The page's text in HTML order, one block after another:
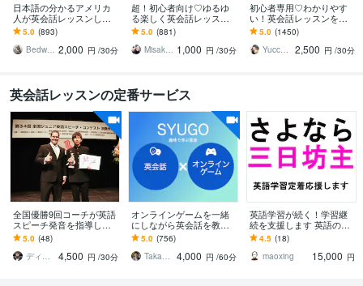
日本語の分かるアメリカ
人が英会話レッスンしま
す アメリカ出身でTEFL有
資格者が生きた英語を教
えますよ
5.0 (893)
Bedwards13 2,000 円 /30分
超！初心者向け♡ゆるゆ
る楽しく英会話レッスン
します あなたのペースで
ゆるゆる英会話レッスン
♡
5.0 (881)
Misaki_ Michelle 1,000 円 /30分
初心者専用♡わかりやす
い！英会話レッスンをし
ます 英会話の約8割は中学
英語！ゲーム感覚のメソ
ッドで楽しく上達♪
5.0 (1450)
Yucca（ゆっか）
2,500 円 /30分
英会話レッスンの定番サービス
全国優勝9回コーチが英語
スピーチ発音を指導しま
す 【全国優勝9回】伝わる
発音・スピーチの専門指
導
5.0 (48)
ディーツ｜全国優勝9回英語スピーチコーチ
4,500 円 /30分
オンラインゲームを一緒
にしながら英会話を教え
ます 全くの初心者のお子
様でも安心！ゲームで楽
しく学びましょう！
5.0 (756)
Takashi 英会話講師
4,000 円 /60分
英語学習が続く！学習継
続を支援します 英語の勉
強がなかなか続かない人
にお薦め
4.5 (18)
maoxing
15,000 円